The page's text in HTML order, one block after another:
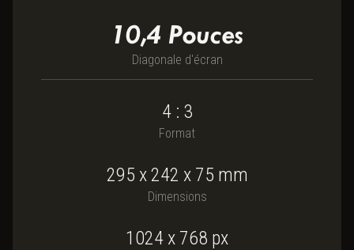
Diagonale d'écran
10,4 Pouces
Format
4 : 3
Dimensions
295 x242 x 75 mm
1024 x 768 px